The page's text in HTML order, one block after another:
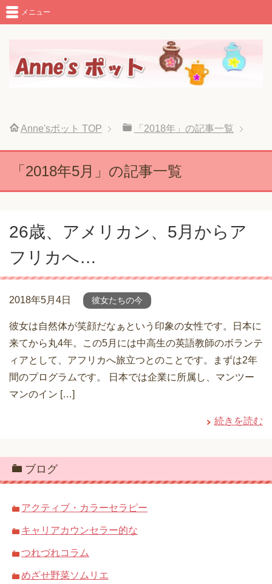
メニュー
Anne'sポット TOP 「2018年」の記事一覧
「2018年5月」の記事一覧
26歳、アメリカン、5月からア
フリカへ…
2018年5月4日 彼女たちの今
彼女は自然体が笑顔だなぁという印象の女性です。日本に
来てから丸4年。この5月には中高生の英語教師のボランテ
ィアとして、アフリカへ旅立つとのことです。まずは2年
間のプログラムです。 日本では企業に所属し、マンツー
マンのイン […]
続きを読む
ブログ
アクティブ・カラーセラピー
キャリアカウンセラー的な
つれづれコラム
めざせ野菜ソムリエ